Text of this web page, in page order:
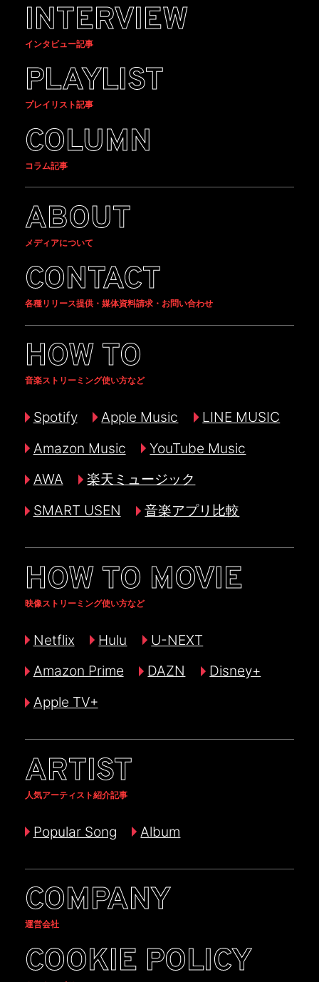
INTERVIEW
インタビュー記事
PLAYLIST
プレイリスト記事
COLUMN
コラム記事
ABOUT
メディアについて
CONTACT
各種リリース提供・媒体資料請求・お問い合わせ
HOW TO
音楽ストリーミング使い方など
Spotify Apple Music
LINE MUSIC
Amazon Music
YouTube Music
AWA
楽天ミュージック
SMART USEN
音楽アプリ比較
HOW TO MOVIE
映像ストリーミング使い方など
Netflix Hulu
U-NEXT
Amazon Prime
DAZN
Disney+
Apple TV+
ARTIST
人気アーティスト紹介記事
Popular Song Album
COMPANY
運営会社
COOKIE POLICY